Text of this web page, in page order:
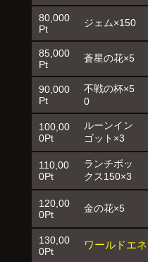
80,000
Pt
ジェム×150
85,000
Pt
蒼星の花×5
90,000
Pt
不戦の杯×5
0
100,00
0Pt
ルーンイン
ゴット×3
110,00
0Pt
ランチボッ
クス150×3
120,00
0Pt
金の花×5
130,00
0Pt
ワールドエ